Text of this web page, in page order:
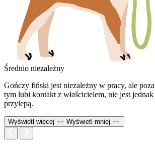
Średnio niezależny
Gończy fiński jest niezależny w pracy, ale poza
tym lubi kontakt z właścicielem, nie jest jednak
przylepą.
Wyświetl więcej Wyświetl mniej